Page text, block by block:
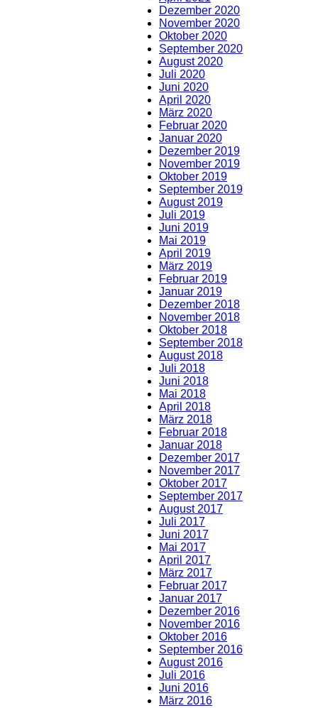
Dezember 2020
November 2020
Oktober 2020
September 2020
August 2020
Juli 2020
Juni 2020
April 2020
März 2020
Februar 2020
Januar 2020
Dezember 2019
November 2019
Oktober 2019
September 2019
August 2019
Juli 2019
Juni 2019
Mai 2019
April 2019
März 2019
Februar 2019
Januar 2019
Dezember 2018
November 2018
Oktober 2018
September 2018
August 2018
Juli 2018
Juni 2018
Mai 2018
April 2018
März 2018
Februar 2018
Januar 2018
Dezember 2017
November 2017
Oktober 2017
September 2017
August 2017
Juli 2017
Juni 2017
Mai 2017
April 2017
März 2017
Februar 2017
Januar 2017
Dezember 2016
November 2016
Oktober 2016
September 2016
August 2016
Juli 2016
Juni 2016
März 2016